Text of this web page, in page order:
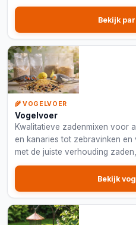
gelukkige parkiet.
Bekijk
🌾 VOGELVOER
Vogelvoer
Kwalitatieve zadenmixen voor
en kanaries tot zebravinken en
met de juiste verhouding
voor optimale gezondheid.
Bekijk